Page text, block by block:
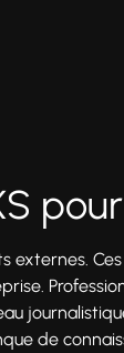
de